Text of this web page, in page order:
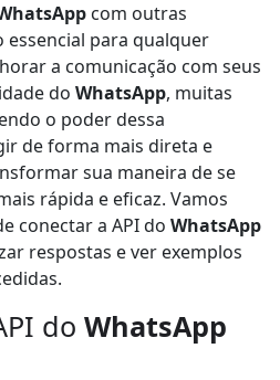
com outras
para qualquer
a comunicação com seus
do WhatsApp, muitas
o poder dessa
de forma mais direta e
sua maneira de se
rápida e eficaz. Vamos
conectar a API do WhatsApp
respostas e ver exemplos
do WhatsApp